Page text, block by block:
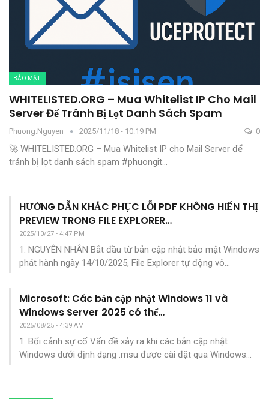
BẢO MẬT
WHITELISTED.ORG – Mua Whitelist IP Cho Mail
Server Để Tránh Bị Lọt Danh Sách Spam
Phuong.nguyen 2025/11/18 - 10:19 PM 0
🚀 WHITELISTED.ORG – Mua Whitelist IP cho Mail Server để
tránh bị lọt danh sách spam #phuongit…
HƯỚNG DẪN KHẮC PHỤC LỖI PDF KHÔNG HIỂN THỊ
PREVIEW TRONG FILE EXPLORER…
2025/10/27 - 4:47 PM
1. NGUYÊN NHÂN Bắt đầu từ bản cập nhật bảo mật Windows
phát hành ngày 14/10/2025, File Explorer tự động vô…
Microsoft: Các bản cập nhật Windows 11 và
Windows Server 2025 có thể…
2025/08/25 - 4:39 AM
1. Bối cảnh sự cố Vấn đề xảy ra khi các bản cập nhật
Windows dưới định dạng .msu được cài đặt qua Windows…